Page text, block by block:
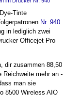
Tinte
Nr. 940
in lediglich zwei
Officejet Pro
dir zusammen 88,50
Reichweite mehr an -
man sie
8500 Wireless AIO